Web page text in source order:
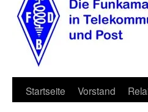
Zum
Startseite Vorstand